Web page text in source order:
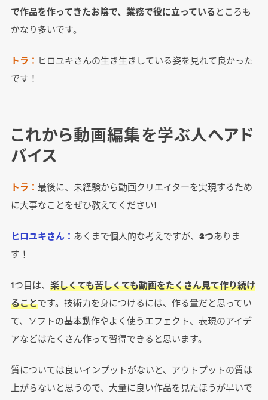
で作品を作ってきたお陰で、業務で役に立っている ところも
かなり多いです。
トラ： ヒロユキさんの生き生きしている姿を見れて良かった
です！
これから動画編集を学ぶ人へアド
バイス
トラ： 最後に、未経験から動画クリエイターを実現するため
に大事なことをぜひ教えてください!
ヒロユキさん： あくまで個人的な考えですが、 3つありま
す！
1つ目は、 楽しくても苦しくても動画をたくさん見て作り続け
ることです。技術力を身につけるには、作る量だと思ってい
て、ソフトの基本動作やよく使うエフェクト、表現のアイデ
アなどはたくさん作って習得できると思います。
質については良いインプットがないと、アウトプットの質は
上がらないと思うので、大量に良い作品を見たほうが早いで